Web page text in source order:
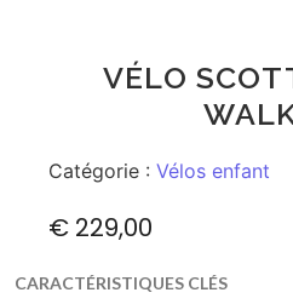
VÉLO
Catégorie : Vélos enfant
€ 229,00
CARACTÉRISTIQUES CLÉS